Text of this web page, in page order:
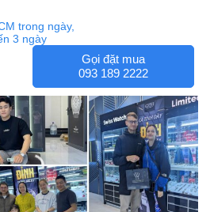
trong ngày,
3 ngày
Gọi đặt mua
093 189 2222